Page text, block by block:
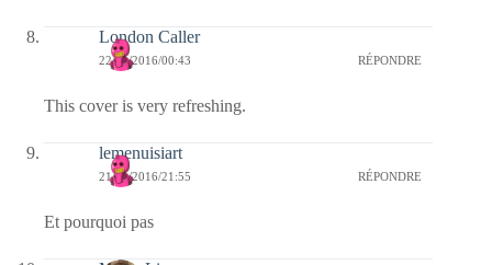
London Caller
22/01/2016/00:43 RÉPONDRE
This cover is very refreshing.
lemenuisiart
21/01/2016/21:55 RÉPONDRE
Et pourquoi pas